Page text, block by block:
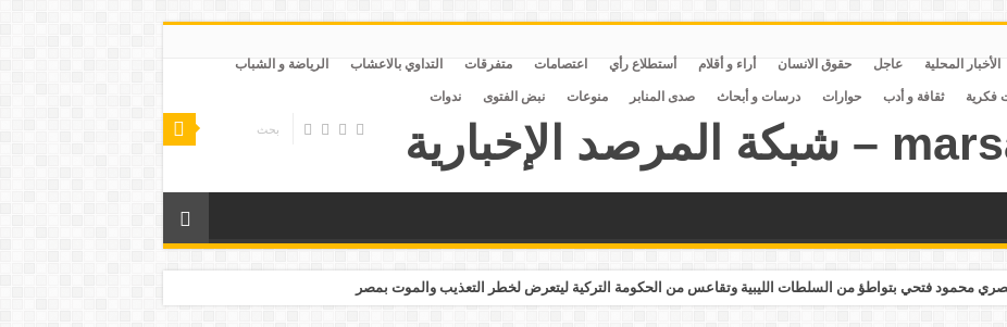
الأخبار المحلية عاجل حقوق الانسان أراء و أقلام أستطلاع رأي اعتصامات متفرقات التداوي بالاعشاب الرياضة و الشباب
فكرية ثقافة و أدب حوارات درسات و أبحاث صدى المنابر منوعات نبض الفتوى ندوات
محمود فتحي بتواطؤ من السلطات الليبية وتقاعس من الحكومة التركية ليتعرض لخطر التعذيب والموت بمصر